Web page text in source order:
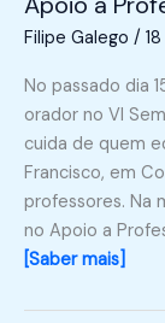
Filipe Galego /
No passado dia
orador no VI
cuida de quem
Francisco, em
professores. Na
no Apoio a
[Saber mais]